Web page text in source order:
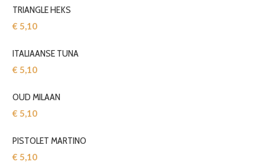
TRIANGLE HEKS
€ 5,10‎
ITALIAANSE TUNA
€ 5,10‎
OUD MILAAN
€ 5,10‎
PISTOLET MARTINO
€ 5,10‎